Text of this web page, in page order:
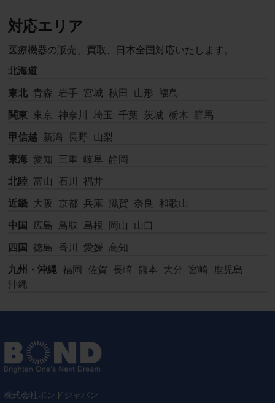
対応エリア
医療機器の販売、買取、日本全国対応いたします。
北海道
東北 青森 岩手 宮城 秋田 山形 福島
関東 東京 神奈川 埼玉 千葉 茨城 栃木 群馬
甲信越 新潟 長野 山梨
東海 愛知 三重 岐阜 静岡
北陸 富山 石川 福井
近畿 大阪 京都 兵庫 滋賀 奈良 和歌山
中国 広島 鳥取 島根 岡山 山口
四国 徳島 香川 愛媛 高知
九州・沖縄 福岡 佐賀 長崎 熊本 大分 宮崎 鹿児島
沖縄
株式会社ボンドジャパン